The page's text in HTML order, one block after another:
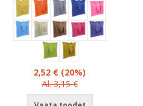
2,52 € (20%)
Al. 3,15 €